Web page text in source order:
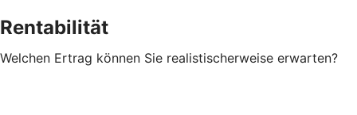
Rentabilität
Welchen Ertrag können Sie realistischerweise erwarten?